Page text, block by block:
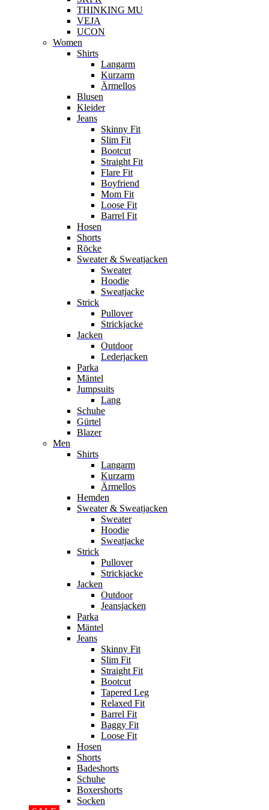
THINKING MU
VEJA
UCON
Women
Shirts
Langarm
Kurzarm
Ärmellos
Blusen
Kleider
Jeans
Skinny Fit
Slim Fit
Bootcut
Straight Fit
Flare Fit
Boyfriend
Mom Fit
Loose Fit
Barrel Fit
Hosen
Shorts
Röcke
Sweater & Sweatjacken
Sweater
Hoodie
Sweatjacke
Strick
Pullover
Strickjacke
Jacken
Outdoor
Lederjacken
Parka
Mäntel
Jumpsuits
Lang
Schuhe
Gürtel
Blazer
Men
Shirts
Langarm
Kurzarm
Ärmellos
Hemden
Sweater & Sweatjacken
Sweater
Hoodie
Sweatjacke
Strick
Pullover
Strickjacke
Jacken
Outdoor
Jeansjacken
Parka
Mäntel
Jeans
Skinny Fit
Slim Fit
Straight Fit
Bootcut
Tapered Leg
Relaxed Fit
Barrel Fit
Baggy Fit
Loose Fit
Hosen
Shorts
Badeshorts
Schuhe
Boxershorts
Socken